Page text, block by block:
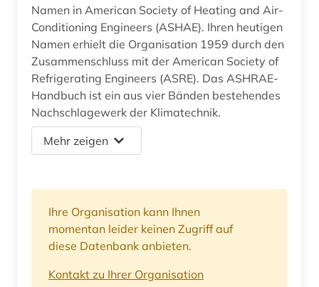
Namen in American Society of Heating and Air-
Conditioning Engineers (ASHAE). Ihren heutigen
Namen erhielt die Organisation 1959 durch den
Zusammenschluss mit der American Society of
Refrigerating Engineers (ASRE). Das ASHRAE-
Handbuch ist ein aus vier Bänden bestehendes
Nachschlagewerk der Klimatechnik.
Mehr zeigen
Ihre Organisation kann Ihnen
momentan leider keinen Zugriff auf
diese Datenbank anbieten.
Kontakt zu Ihrer Organisation